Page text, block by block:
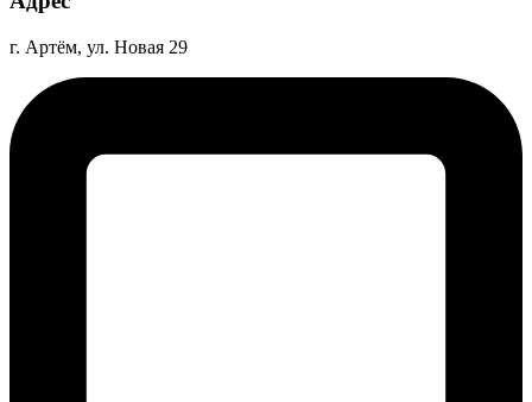
г. Артём, ул. Новая 29